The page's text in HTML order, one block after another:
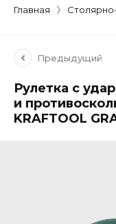
Главная
Предыдущий
Рулетка с
и
KRAFTOOL